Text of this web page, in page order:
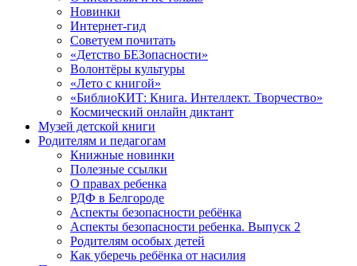
Новинки
Интернет-гид
Советуем почитать
«Детство БЕЗопасности»
Волонтёры культуры
«Лето с книгой»
«БиблиоКИТ: Книга. Интеллект. Творчество»
Космический онлайн диктант
Музей детской книги
Родителям и педагогам
Книжные новинки
Полезные ссылки
О правах ребенка
РДФ в Белгороде
Аспекты безопасности ребёнка
Аспекты безопасности ребенка. Выпуск 2
Родителям особых детей
Как уберечь ребёнка от насилия